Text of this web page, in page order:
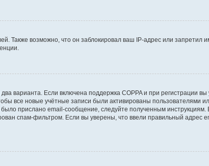
Также возможно, что он заблокировал ваш IP-адрес или запретил
варианта. Если включена поддержка COPPA и при регистрации вы
все новые учётные записи были активированы пользователями
прислано email-сообщение, следуйте полученным
спам-фильтром. Если вы уверены, что ввели правильный адрес